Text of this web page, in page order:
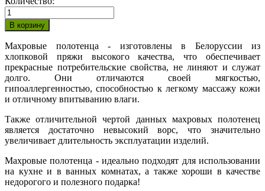
Махровые полотенца - изготовлены в Белоруссии из
хлопковой пряжи высокого качества, что обеспечивает
прекрасные потребительские свойства, не линяют и служат
долго. Они отличаются своей мягкостью,
гипоаллергенностью, способностью к легкому массажу кожи
и отличному впитыванию влаги.
Также отличительной чертой данных махровых полотенец
является достаточно невысокий ворс, что значительно
увеличивает длительность эксплуатации изделий.
Махровые полотенца - идеально подходят для использовании
на кухне и в ванных комнатах, а также хороши в качестве
недорогого и полезного подарка!